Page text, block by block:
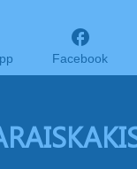
Facebook